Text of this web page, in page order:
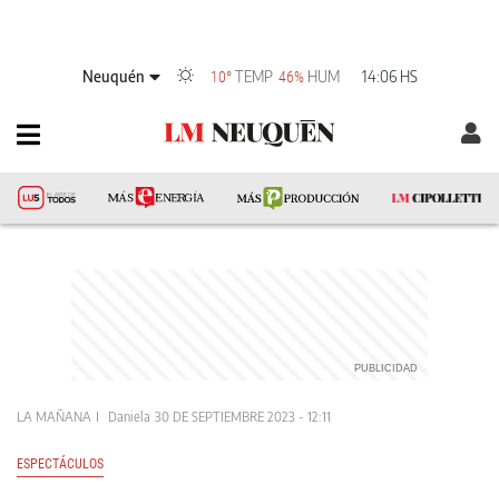
Neuquén 10° TEMP 46% HUM 14:06 HS
LA MAÑANA Daniela 30 DE SEPTIEMBRE 2023 - 12:11
ESPECTÁCULOS